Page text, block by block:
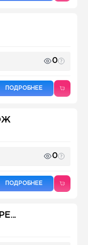
0
ПОДРОБНЕЕ
0
ПОДРОБНЕЕ